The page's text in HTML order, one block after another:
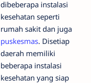
dibeberapa instalasi
kesehatan seperti
rumah sakit dan juga
puskesmas. Disetiap
daerah memiliki
beberapa instalasi
kesehatan yang siap